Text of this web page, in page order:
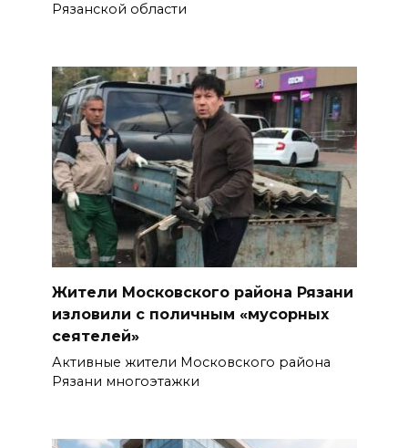
Рязанской области
Жители Московского района Рязани
изловили с поличным «мусорных
сеятелей»
Активные жители Московского района
Рязани многоэтажки